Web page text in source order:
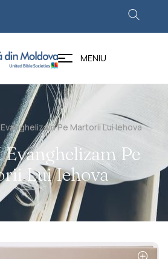
MENIU
Pe Martorii Lui Iehova
Pe
Lui Iehova